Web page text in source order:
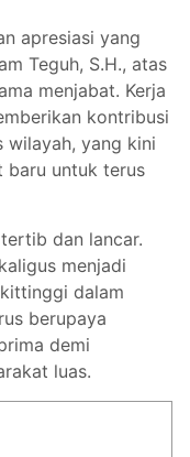
apresiasi yang
Teguh, S.H., atas
menjabat. Kerja
kontribusi
wilayah, yang kini
baru untuk terus
dan lancar.
menjadi
dalam
berupaya
demi
luas.